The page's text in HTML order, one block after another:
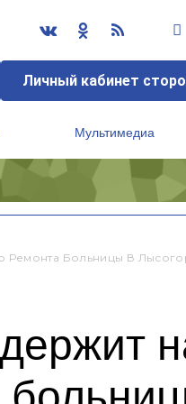
Личный кабинет
Мультимедиа
Ремонта Больницы В